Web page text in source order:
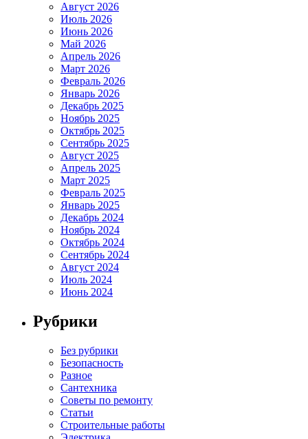
Август 2026
Июль 2026
Июнь 2026
Май 2026
Апрель 2026
Март 2026
Февраль 2026
Январь 2026
Декабрь 2025
Ноябрь 2025
Октябрь 2025
Сентябрь 2025
Август 2025
Апрель 2025
Март 2025
Февраль 2025
Январь 2025
Декабрь 2024
Ноябрь 2024
Октябрь 2024
Сентябрь 2024
Август 2024
Июль 2024
Июнь 2024
Рубрики
Без рубрики
Безопасность
Разное
Сантехника
Советы по ремонту
Статьи
Строительные работы